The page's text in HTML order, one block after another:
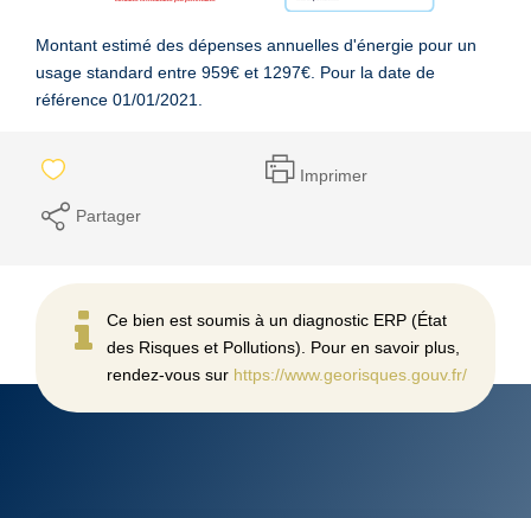
Montant estimé des dépenses annuelles d'énergie pour un
usage standard entre 959€ et 1297€. Pour la date de
référence 01/01/2021.
Imprimer
Partager
Ce bien est soumis à un diagnostic ERP (État
des Risques et Pollutions). Pour en savoir plus,
rendez-vous sur https://www.georisques.gouv.fr/